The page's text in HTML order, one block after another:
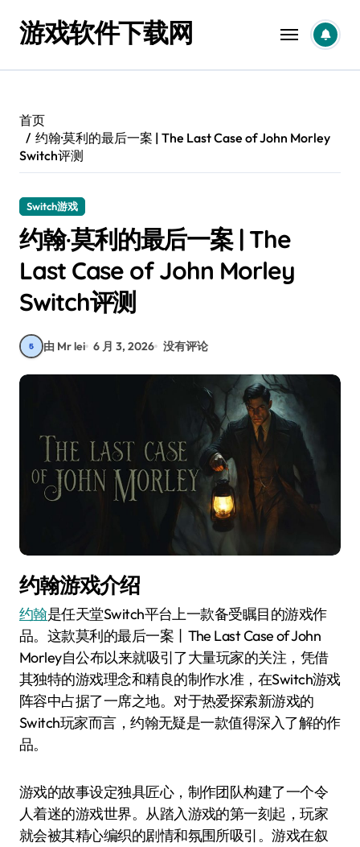
游戏软件下载网
首页
约翰·莫利的最后一案 | The Last Case of John Morley
Switch评测
Switch游戏
约翰·莫利的最后一案 | The
Last Case of John Morley
Switch评测
由 Mr lei 6 月 3, 2026 没有评论
约翰游戏介绍
约翰是任天堂Switch平台上一款备受瞩目的游戏作
品。这款莫利的最后一案丨The Last Case of John
Morley自公布以来就吸引了大量玩家的关注，凭借
其独特的游戏理念和精良的制作水准，在Switch游戏
阵容中占据了一席之地。对于热爱探索新游戏的
Switch玩家而言，约翰无疑是一款值得深入了解的作
品。
游戏的故事设定独具匠心，制作团队构建了一个令
人着迷的游戏世界。从踏入游戏的第一刻起，玩家
就会被其精心编织的剧情和氛围所吸引。游戏在叙